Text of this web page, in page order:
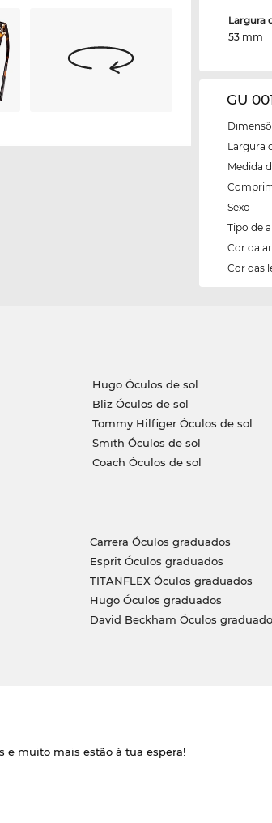
Largura
53 mm
GU
Largura
Medida
Sexo
Tipo de
Cor da
Cor das
Hugo Óculos de sol
Bliz Óculos de sol
Tommy Hilfiger Óculos de sol
Smith Óculos de sol
Coach Óculos de sol
Carrera Óculos graduados
Esprit Óculos graduados
TITANFLEX Óculos graduados
Hugo Óculos graduados
David Beckham Óculos
e muito mais estão à tua espera!